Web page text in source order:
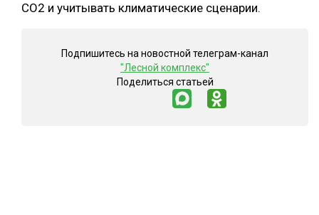
CO2 и учитывать климатические сценарии.
Подпишитесь на новостной телеграм-канал
"Лесной комплекс"
Поделиться статьей